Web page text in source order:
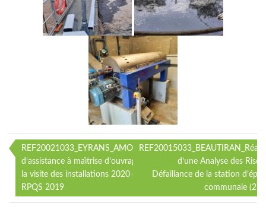
Navigation
de
l’article
REF20021033_EYRANS_AMO_Mission
d’assistance à maı̂trise d’ouvrage pour
la visite des installations 2020 et le
RPQS 2019
d’une Analyse des
Défaillance de la station
communale